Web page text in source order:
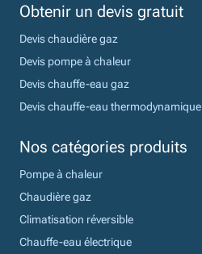
Obtenir un devis gratuit
Devis chaudière gaz
Devis pompe à chaleur
Devis chauffe-eau gaz
Devis chauffe-eau thermodynamique
Nos catégories produits
Pompe à chaleur
Chaudière gaz
Climatisation réversible
Chauffe-eau électrique